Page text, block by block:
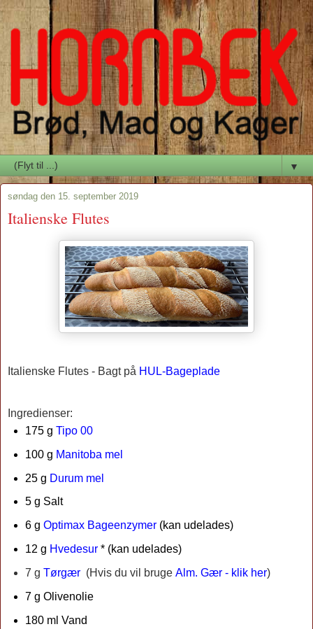
▼
søndag den 15. september 2019
Italienske Flutes
Italienske Flutes - Bagt på HUL-Bageplade
Ingredienser:
175 g Tipo 00
100 g Manitoba mel
25 g Durum mel
5 g Salt
6 g Optimax Bageenzymer(kan udelades)
12 g Hvedesur* (kan udelades)
7 g Tørgær (Hvis du vil bruge Alm. Gær - klik her)
7 g Olivenolie
180 ml Vand